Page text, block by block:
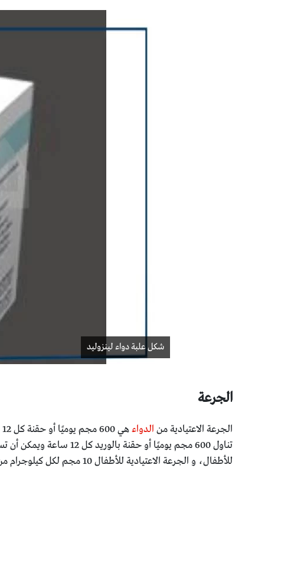
شكل علبة دواء لينزوليد
الجرعة
الجرعة الاعتيادية من الدواء
للأطفال، و الجرعة الاعتيادية للأطفال 10 مجم لكل كيلوجرام من وزن الطفل أو حقن بالوريد مرة كل 12 ساعة.